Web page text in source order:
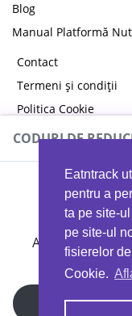
Eatntrack
pentru a
ta pe site-
pe site-ul
fisierelor
Cookie.
Blog
Manual Platformă
Contact
Termeni și condiții
Politica Cookie
Politica de
CODURI DE
Ai 40%reducere